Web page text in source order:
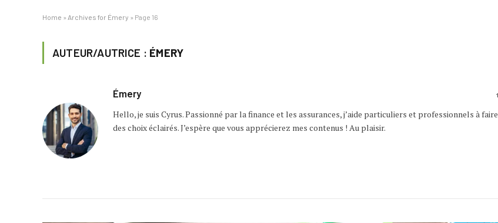
Home » Archives for Émery » Page 16
AUTEUR/AUTRICE : ÉMERY
Émery
Hello, je suis Cyrus. Passionné par la finance et les assurances, j’aide particuliers et professionnels à faire
des choix éclairés. J’espère que vous apprécierez mes contenus ! Au plaisir.